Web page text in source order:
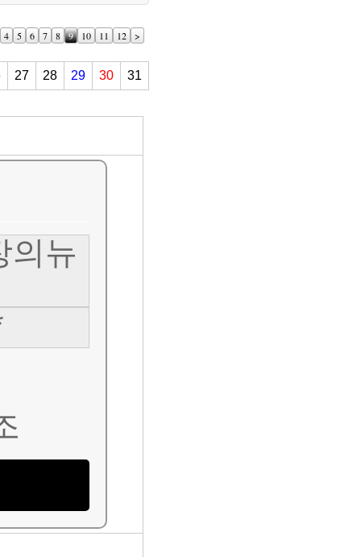
4 5 6 7 8 9 10 11 12 >
27 28 29 30 31
의뉴